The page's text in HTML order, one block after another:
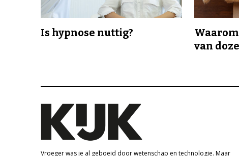
Is hypnose nuttig?
van
Vroeger was je al geboeid door wetenschap en technologie. Maar